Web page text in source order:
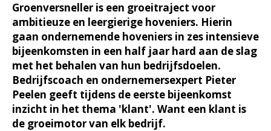
Groenversneller is een groeitraject voor
ambitieuze en leergierige hoveniers. Hierin
gaan ondernemende hoveniers in zes intensieve
bijeenkomsten in een half jaar hard aan de slag
met het behalen van hun bedrijfsdoelen.
Bedrijfscoach en ondernemersexpert Pieter
Peelen geeft tijdens de eerste bijeenkomst
inzicht in het thema 'klant'. Want een klant is
de groeimotor van elk bedrijf.